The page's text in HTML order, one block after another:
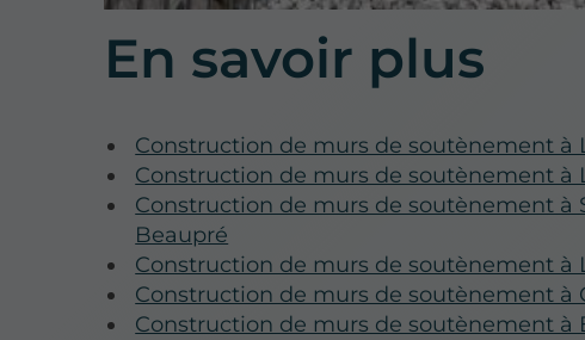
En savoir plus
Construction de murs de soutènement à
Construction de murs de soutènement à
Construction de murs de soutènement à
Beaupré
Construction de murs de soutènement à
Construction de murs de soutènement à
Construction de murs de soutènement à